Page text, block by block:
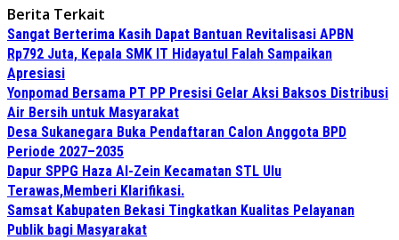
Berita Terkait
Sangat Berterima Kasih Dapat Bantuan Revitalisasi APBN
Rp792 Juta, Kepala SMK IT Hidayatul Falah Sampaikan
Apresiasi
Yonpomad Bersama PT PP Presisi Gelar Aksi Baksos Distribusi
Air Bersih untuk Masyarakat
Desa Sukanegara Buka Pendaftaran Calon Anggota BPD
Periode 2027–2035
Dapur SPPG Haza Al-Zein Kecamatan STL Ulu
Terawas,Memberi Klarifikasi.
Samsat Kabupaten Bekasi Tingkatkan Kualitas Pelayanan
Publik bagi Masyarakat